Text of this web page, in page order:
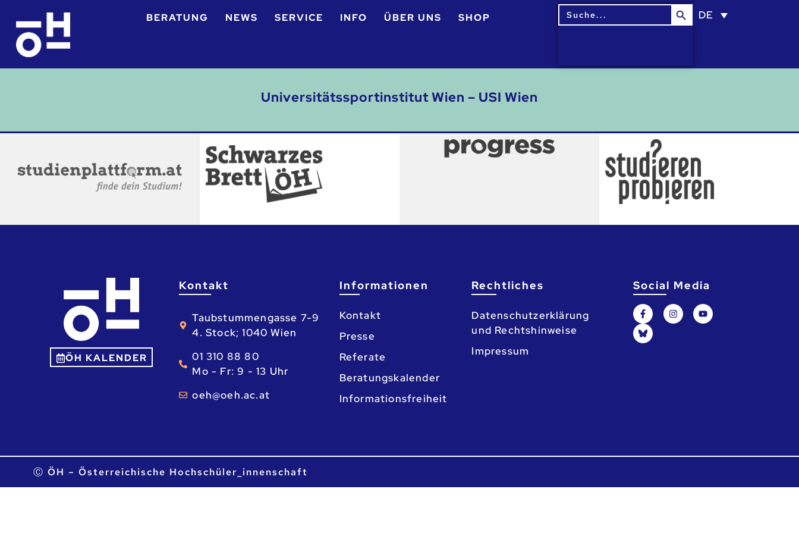
BERATUNG NEWS SERVICE INFO ÜBER UNS SHOP
Search
for:
Search Button
DE
Universitätssportinstitut Wien – USI Wien
ÖH KALENDER
Kontakt
Taubstummengasse 7-9
4. Stock; 1040 Wien
01 310 88 80
Mo - Fr: 9 - 13 Uhr
ta.ca.heo@heo
Informationen
Kontakt
Presse
Referate
Beratungskalender
Informationsfreiheit
Rechtliches
Datenschutzerklärung
und Rechtshinweise
Impressum
Social Media
Ⓒ ÖH – Österreichische Hochschüler_innenschaft